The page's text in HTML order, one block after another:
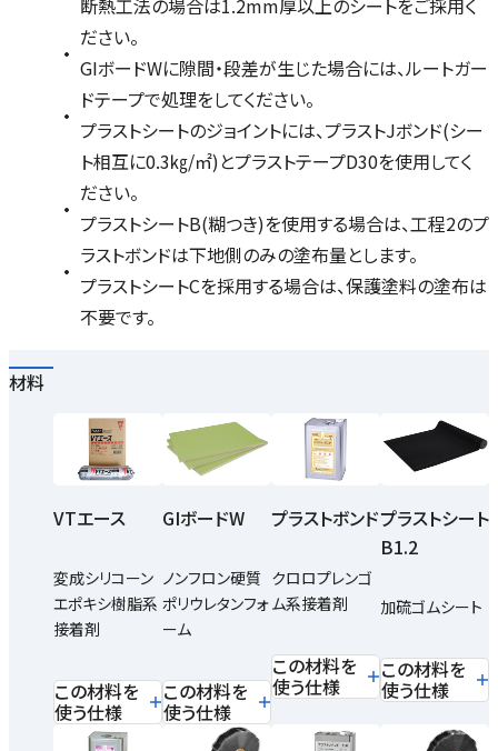
断熱工法の場合は1.2mm厚以上のシートをご採用く
ださい。
GIボードWに隙間・段差が生じた場合には、ルートガー
ドテープで処理をしてください。
プラストシートのジョイントには、プラストJボンド(シー
ト相互に0.3㎏/㎡)とプラストテープD30を使用してく
ださい。
プラストシートB(糊つき)を使用する場合は、工程2のプ
ラストボンドは下地側のみの塗布量とします。
プラストシートCを採用する場合は、保護塗料の塗布は
不要です。
材料
VTエース
変成シリコーン
エポキシ樹脂系
接着剤
この材料を
使う仕様
GIボードW
ノンフロン硬質
ポリウレタンフォ
ーム
この材料を
使う仕様
プラストボンド
クロロプレンゴ
ム系接着剤
この材料を
使う仕様
プラストシート
B1.2
加硫ゴムシート
この材料を
使う仕様